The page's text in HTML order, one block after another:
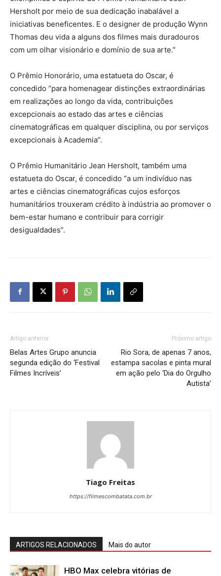
Hersholt por meio de sua dedicação inabalável a
iniciativas beneficentes. E o designer de produção Wynn
Thomas deu vida a alguns dos filmes mais duradouros
com um olhar visionário e domínio de sua arte.”
O Prêmio Honorário, uma estatueta do Oscar, é
concedido “para homenagear distinções extraordinárias
em realizações ao longo da vida, contribuições
excepcionais ao estado das artes e ciências
cinematográficas em qualquer disciplina, ou por serviços
excepcionais à Academia”.
O Prêmio Humanitário Jean Hersholt, também uma
estatueta do Oscar, é concedido “a um indivíduo nas
artes e ciências cinematográficas cujos esforços
humanitários trouxeram crédito à indústria ao promover o
bem-estar humano e contribuir para corrigir
desigualdades”.
Artigo anterior
Belas Artes Grupo anuncia
segunda edição do ‘Festival
Filmes Incríveis’
Próximo artigo
Rio Sora, de apenas 7 anos,
estampa sacolas e pinta mural
em ação pelo ‘Dia do Orgulho
Autista’
Tiago Freitas
https://filmescombatata.com.br
ARTIGOS RELACIONADOS Mais do autor
HBO Max celebra vitórias de